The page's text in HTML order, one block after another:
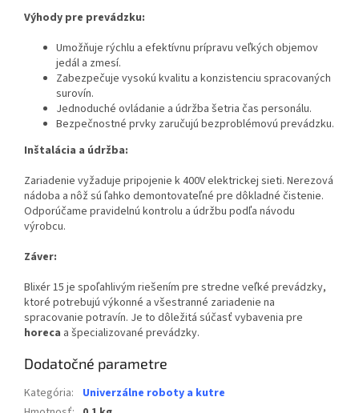
Výhody pre prevádzku:
Umožňuje rýchlu a efektívnu prípravu veľkých objemov
jedál a zmesí.
Zabezpečuje vysokú kvalitu a konzistenciu spracovaných
surovín.
Jednoduché ovládanie a údržba šetria čas personálu.
Bezpečnostné prvky zaručujú bezproblémovú prevádzku.
Inštalácia a údržba:
Zariadenie vyžaduje pripojenie k 400V elektrickej sieti. Nerezová
nádoba a nôž sú ľahko demontovateľné pre dôkladné čistenie.
Odporúčame pravidelnú kontrolu a údržbu podľa návodu
výrobcu.
Záver:
Blixér 15 je spoľahlivým riešením pre stredne veľké prevádzky,
ktoré potrebujú výkonné a všestranné zariadenie na
spracovanie potravín. Je to dôležitá súčasť vybavenia pre
horeca a špecializované prevádzky.
Dodatočné parametre
Kategória:
Univerzálne roboty a kutre